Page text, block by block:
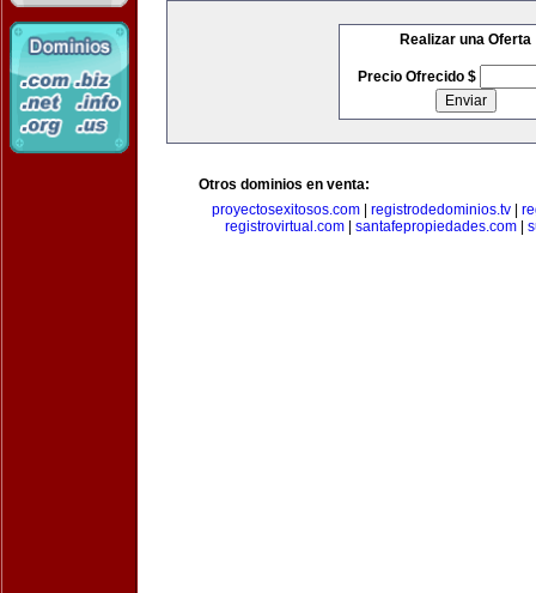
Realizar una Oferta
Precio Ofrecido $
Otros dominios en venta:
proyectosexitosos.com
registrodedominios.tv
registrovirtual.com
santafepropiedades.com